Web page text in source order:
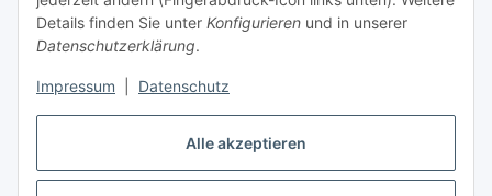
Alle akzeptieren
Details finden Sie unter Konfigurieren und in unserer
Datenschutzerklärung.
Impressum Datenschutz
Gesetzliche Informationen